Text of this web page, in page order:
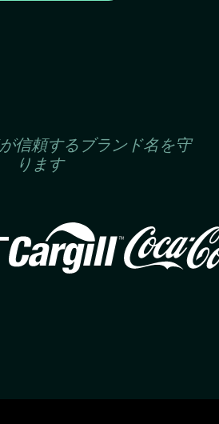
信頼するブランド名を守
ります
Image